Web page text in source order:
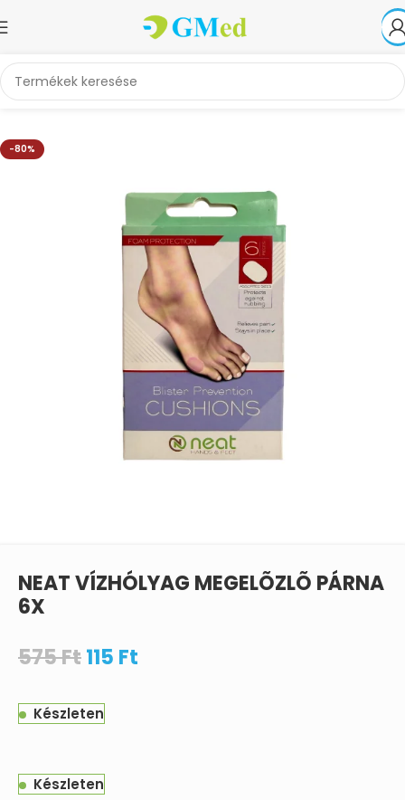
Kezdőlap Akciók
-80%
NEAT VÍZHÓLYAG MEGELÕZLÕ PÁRNA
6X
575Ft115 Ft
Készleten
Készleten